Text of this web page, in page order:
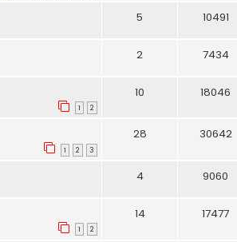
5 10491
2 7434
1 2
10 18046
1 2 3
28 30642
4 9060
1 2
14 17477